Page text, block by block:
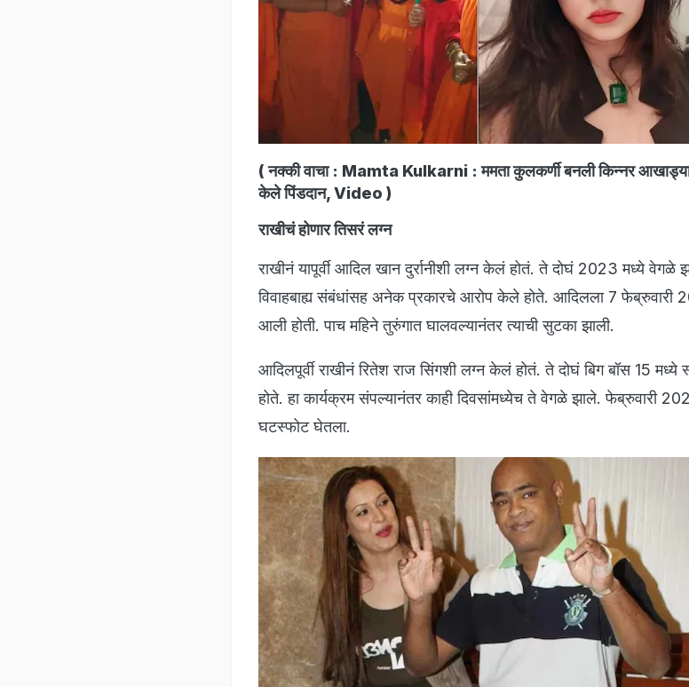
( नक्की वाचा : Mamta Kulkarni : ममता कुलकर्णी बनली किन्नर
केले पिंडदान, Video )
राखीचं होणार तिसरं लग्न
राखीनं यापूर्वी आदिल खान दुर्रानीशी लग्न केलं होतं. ते दोघं 2023 मध्ये वेगळे
विवाहबाह्य संबंधांसह अनेक प्रकारचे आरोप केले होते. आदिलला 7 फेब्रुवारी
आली होती. पाच महिने तुरुंगात घालवल्यानंतर त्याची सुटका झाली.
आदिलपूर्वी राखीनं रितेश राज सिंगशी लग्न केलं होतं. ते दोघं बिग बॉस 15 मध्ये
होते. हा कार्यक्रम संपल्यानंतर काही दिवसांमध्येच ते वेगळे झाले. फेब्रुवारी
घटस्फोट घेतला.